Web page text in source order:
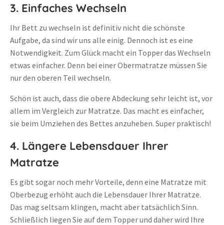
3. Einfaches Wechseln
Ihr Bett zu wechseln ist definitiv nicht die schönste
Aufgabe, da sind wir uns alle einig. Dennoch ist es eine
Notwendigkeit. Zum Glück macht ein Topper das Wechseln
etwas einfacher. Denn bei einer Obermatratze müssen Sie
nur den oberen Teil wechseln.
Schön ist auch, dass die obere Abdeckung sehr leicht ist, vor
allem im Vergleich zur Matratze. Das macht es einfacher,
sie beim Umziehen des Bettes anzuheben. Super praktisch!
4. Längere Lebensdauer Ihrer
Matratze
Es gibt sogar noch mehr Vorteile, denn eine Matratze mit
Oberbezug erhöht auch die Lebensdauer Ihrer Matratze.
Das mag seltsam klingen, macht aber tatsächlich Sinn.
Schließlich liegen Sie auf dem Topper und daher wird Ihre